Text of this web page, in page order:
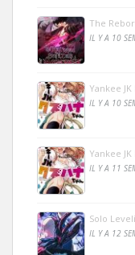
The
IL Y A 10
Yankee
IL Y A 10
Yankee
IL Y A 11
Solo
IL Y A 12